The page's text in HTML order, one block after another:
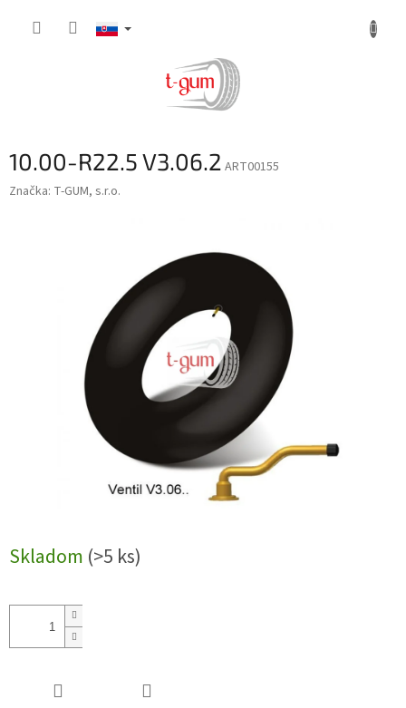
10.00-R22.5 V3.06.2 ART00155
Značka: T-GUM, s.r.o.
Skladom (>5 ks)